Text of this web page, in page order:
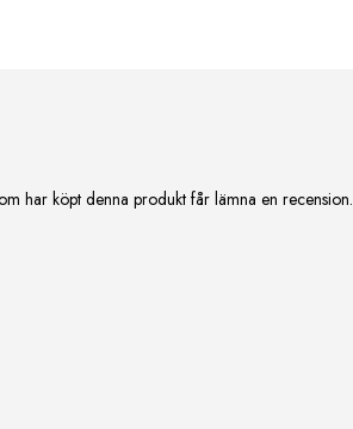
har köpt denna produkt får lämna en recension.